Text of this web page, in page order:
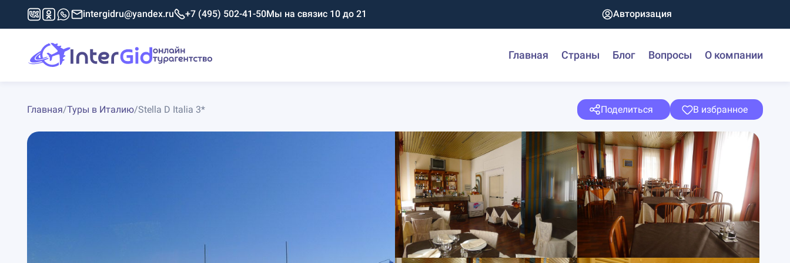
intergidru@yandex.ru +7 (495) 502-41-50Мы на связис 10 до 21 Авторизация
Главная Страны Блог Вопросы О компании
Главная/Туры в Италию/Stella D Italia 3* Поделиться В избранное